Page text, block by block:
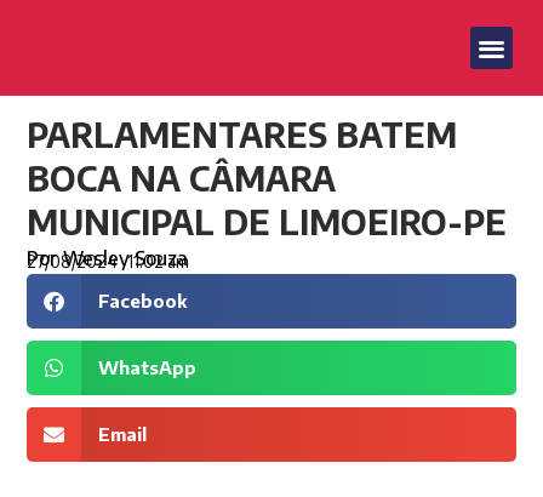
PARLAMENTARES BATEM
BOCA NA CÂMARA
MUNICIPAL DE LIMOEIRO-PE
PorWesley Souza
27/08/2024 11:02 am
Facebook
WhatsApp
Email